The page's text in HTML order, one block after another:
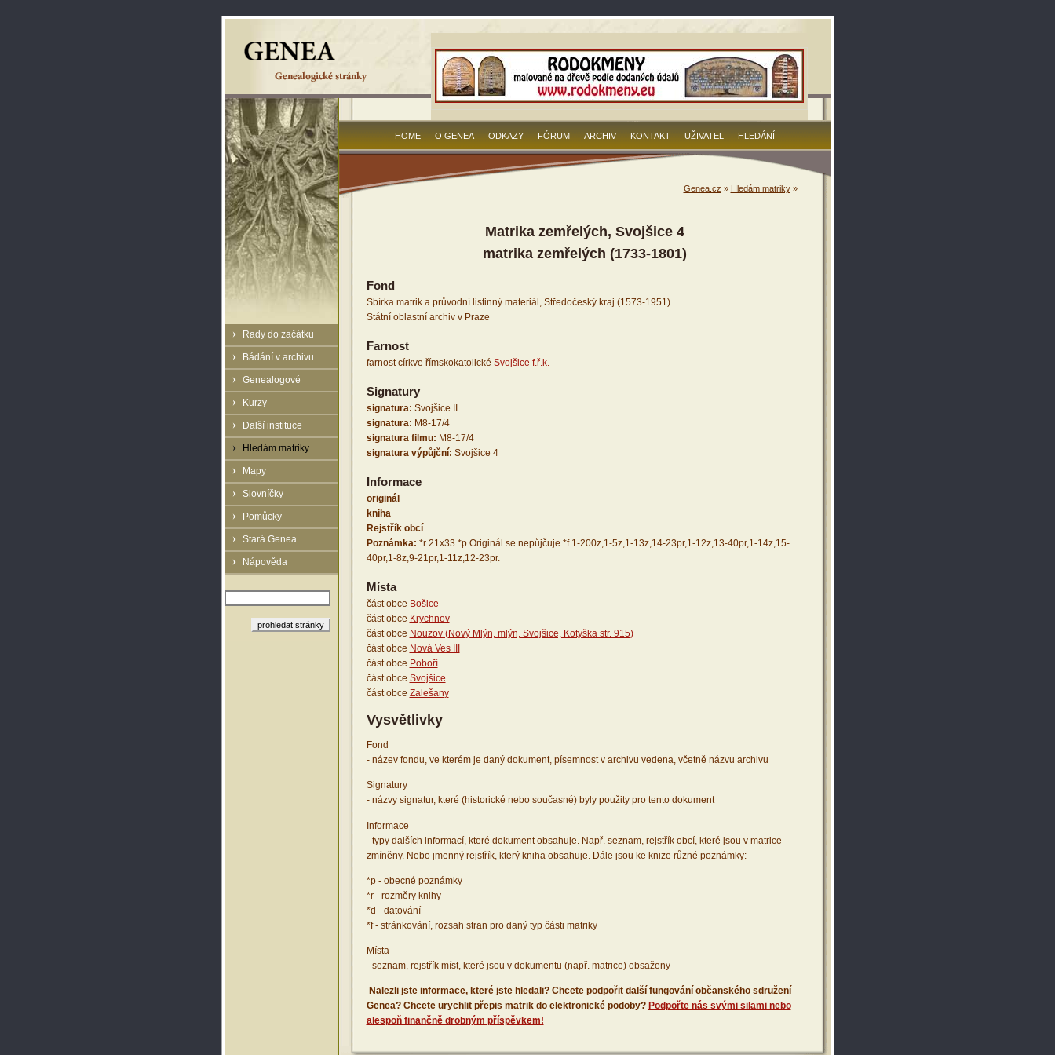
Rady do začátku
Bádání v archivu
Genealogové
Kurzy
Další instituce
Hledám matriky
Mapy
Slovníčky
Pomůcky
Stará Genea
Nápověda
HOME O GENEA ODKAZY FÓRUM ARCHIV KONTAKT UŽIVATEL HLEDÁNÍ
Genea.cz » Hledám matriky»
Matrika zemřelých, Svojšice 4
matrika zemřelých (1733-1801)
Fond
Sbírka matrik a průvodní listinný materiál, Středočeský kraj (1573-1951)
Státní oblastní archiv v Praze
Farnost
farnost církve římskokatolické Svojšice f.ř.k.
Signatury
signatura: Svojšice II
signatura: M8-17/4
signatura filmu: M8-17/4
signatura výpůjční: Svojšice 4
Informace
originál
kniha
Rejstřík obcí
Poznámka: *r 21x33 *p Originál se nepůjčuje *f 1-200z,1-5z,1-13z,14-23pr,1-12z,13-40pr,1-14z,15-
40pr,1-8z,9-21pr,1-11z,12-23pr.
Místa
část obce Bošice
část obce Krychnov
část obce Nouzov (Nový Mlýn, mlýn, Svojšice, Kotyška str. 915)
část obce Nová Ves III
část obce Poboří
část obce Svojšice
část obce Zalešany
Vysvětlivky
Fond
- název fondu, ve kterém je daný dokument, písemnost v archivu vedena, včetně názvu archivu
Signatury
- názvy signatur, které (historické nebo současné) byly použity pro tento dokument
Informace
- typy dalších informací, které dokument obsahuje. Např. seznam, rejstřík obcí, které jsou v matrice
zmíněny. Nebo jmenný rejstřík, který kniha obsahuje. Dále jsou ke knize různé poznámky:
*p - obecné poznámky
*r - rozměry knihy
*d - datování
*f - stránkování, rozsah stran pro daný typ části matriky
Místa
- seznam, rejstřík míst, které jsou v dokumentu (např. matrice) obsaženy
Nalezli jste informace, které jste hledali? Chcete podpořit další fungování občanského sdružení
Genea? Chcete urychlit přepis matrik do elektronické podoby? Podpořte nás svými silami nebo
alespoň finančně drobným příspěvkem!